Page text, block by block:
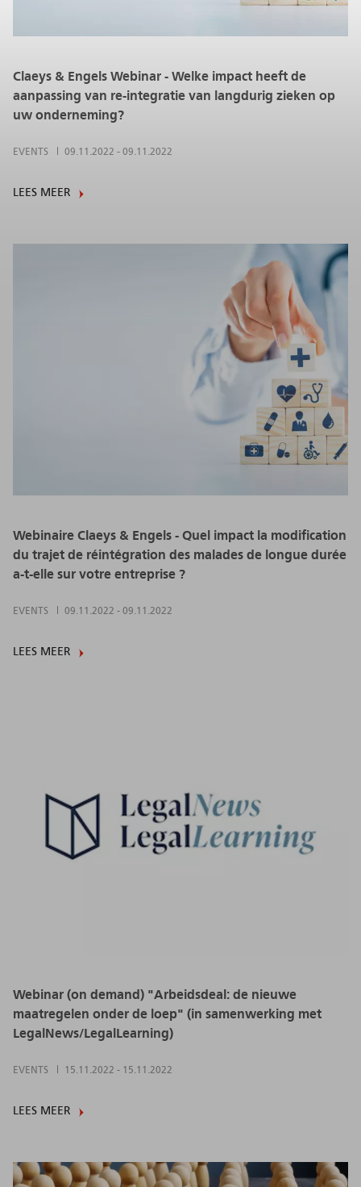
Claeys & Engels Webinar - Welke impact heeft de
aanpassing van re-integratie van langdurig zieken op
uw onderneming?
EVENTS 09.11.2022 - 09.11.2022
LEES MEER
Webinaire Claeys & Engels - Quel impact la modification
du trajet de réintégration des malades de longue durée
a-t-elle sur votre entreprise ?
EVENTS 09.11.2022 - 09.11.2022
LEES MEER
Webinar (on demand) "Arbeidsdeal: de nieuwe
maatregelen onder de loep" (in samenwerking met
LegalNews/LegalLearning)
EVENTS 15.11.2022 - 15.11.2022
LEES MEER